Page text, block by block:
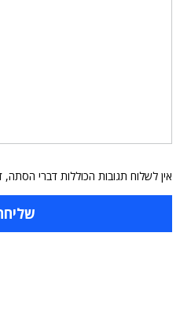
אין לשלוח תגובות הכוללות דברי